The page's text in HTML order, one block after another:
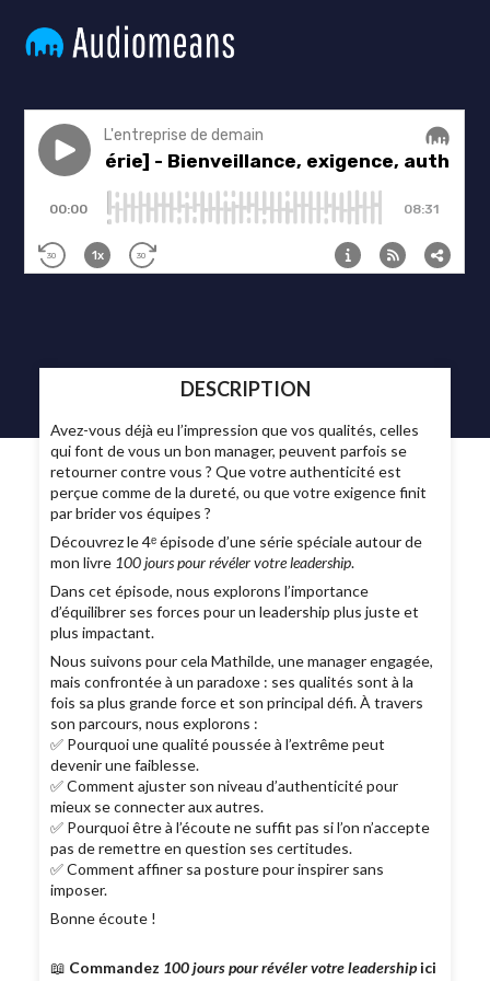
DESCRIPTION
Avez-vous déjà eu l’impression que vos qualités, celles
qui font de vous un bon manager, peuvent parfois se
retourner contre vous ? Que votre authenticité est
perçue comme de la dureté, ou que votre exigence finit
par brider vos équipes ?
Découvrez le 4ᵉ épisode d’une série spéciale autour de
mon livre 100 jours pour révéler votre leadership.
Dans cet épisode, nous explorons l’importance
d’équilibrer ses forces pour un leadership plus juste et
plus impactant.
Nous suivons pour cela Mathilde, une manager engagée,
mais confrontée à un paradoxe : ses qualités sont à la
fois sa plus grande force et son principal défi. À travers
son parcours, nous explorons :
✅ Pourquoi une qualité poussée à l’extrême peut
devenir une faiblesse.
✅ Comment ajuster son niveau d’authenticité pour
mieux se connecter aux autres.
✅ Pourquoi être à l’écoute ne suffit pas si l’on n’accepte
pas de remettre en question ses certitudes.
✅ Comment affiner sa posture pour inspirer sans
imposer.
Bonne écoute !
📖 Commandez 100 jours pour révéler votre leadershipici